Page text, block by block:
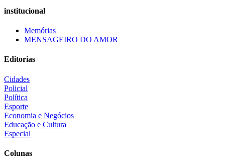
institucional
Memórias
MENSAGEIRO DO AMOR
Editorias
Cidades
Policial
Política
Esporte
Economia e Negócios
Educação e Cultura
Especial
Colunas